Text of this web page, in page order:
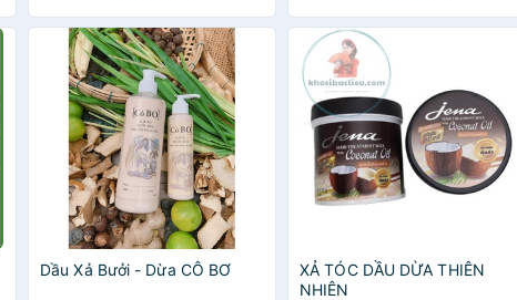
Dầu Xả Bưởi - Dừa CÔ BƠ
XẢ TÓC DẦU DỪA THIÊN
NHIÊN